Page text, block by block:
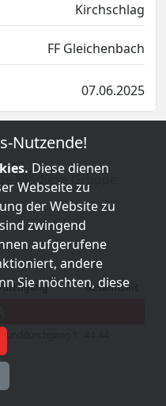
Kirchschlag
FF Gleichenbach
07.06.2025
für diese Gruppe
Gesamtzeit
Grunddurchgang 1
Nutzende!
Diese dienen
Webseite zu
der Website zu
zwingend
aufgerufene
andere
Sie möchten, diese